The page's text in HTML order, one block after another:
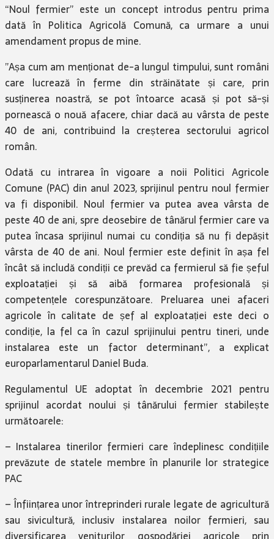
“Noul fermier” este un concept introdus pentru prima
dată în Politica Agricolă Comună, ca urmare a unui
amendament propus de mine.
”Așa cum am menționat de-a lungul timpului, sunt români
care lucrează în ferme din străinătate și care, prin
susținerea noastră, se pot întoarce acasă și pot să-și
pornească o nouă afacere, chiar dacă au vârsta de peste
40 de ani, contribuind la creșterea sectorului agricol
român.
Odată cu intrarea în vigoare a noii Politici Agricole
Comune (PAC) din anul 2023, sprijinul pentru noul fermier
va fi disponibil. Noul fermier va putea avea vârsta de
peste 40 de ani, spre deosebire de tânărul fermier care va
putea încasa sprijinul numai cu condiția să nu fi depășit
vârsta de 40 de ani. Noul fermier este definit în așa fel
încât să includă condiții ce prevăd ca fermierul să fie șeful
exploatației și să aibă formarea profesională și
competențele corespunzătoare. Preluarea unei afaceri
agricole în calitate de șef al exploatației este deci o
condiție, la fel ca în cazul sprijinului pentru tineri, unde
instalarea este un factor determinant”, a explicat
europarlamentarul Daniel Buda.
Regulamentul UE adoptat în decembrie 2021 pentru
sprijinul acordat noului și tânărului fermier stabilește
următoarele:
– Instalarea tinerilor fermieri care îndeplinesc condițiile
prevăzute de statele membre în planurile lor strategice
PAC
– Înființarea unor întreprinderi rurale legate de agricultură
sau sivicultură, inclusiv instalarea noilor fermieri, sau